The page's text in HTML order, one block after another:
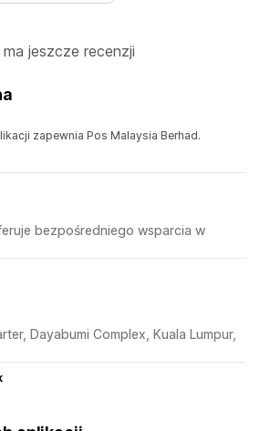
ma jeszcze recenzji
zapewnia Pos Malaysia Berhad.
bezpośredniego wsparcia w
Dayabumi Complex, Kuala Lumpur,